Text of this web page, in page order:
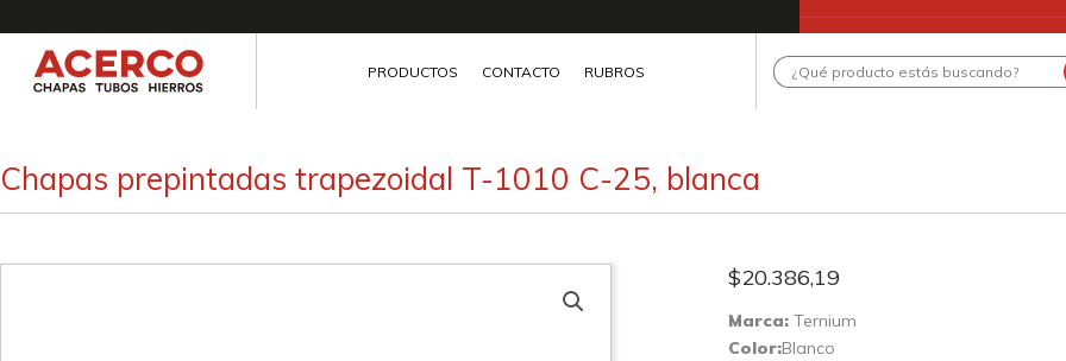
al
contenido
PRODUCTOS CONTACTO RUBROS
Search
Chapas prepintadas trapezoidal T-1010 C-25, blanca
$20.386,19
Marca: Ternium
Color:Blanco